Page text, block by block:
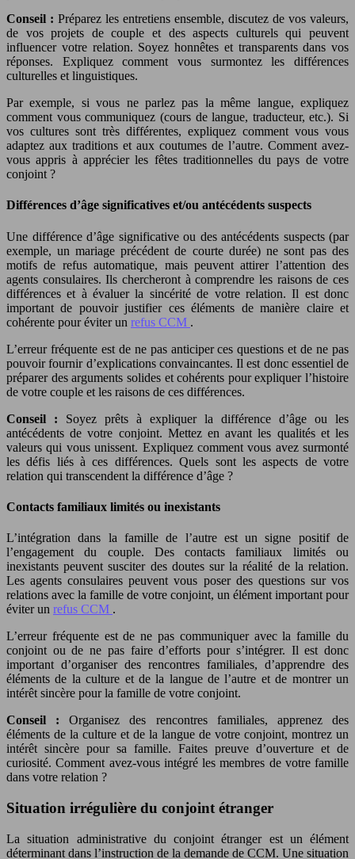
Conseil : Préparez les entretiens ensemble, discutez de vos valeurs,
de vos projets de couple et des aspects culturels qui peuvent
influencer votre relation. Soyez honnêtes et transparents dans vos
réponses. Expliquez comment vous surmontez les différences
culturelles et linguistiques.
Par exemple, si vous ne parlez pas la même langue, expliquez
comment vous communiquez (cours de langue, traducteur, etc.). Si
vos cultures sont très différentes, expliquez comment vous vous
adaptez aux traditions et aux coutumes de l’autre. Comment avez-
vous appris à apprécier les fêtes traditionnelles du pays de votre
conjoint ?
Différences d’âge significatives et/ou antécédents suspects
Une différence d’âge significative ou des antécédents suspects (par
exemple, un mariage précédent de courte durée) ne sont pas des
motifs de refus automatique, mais peuvent attirer l’attention des
agents consulaires. Ils chercheront à comprendre les raisons de ces
différences et à évaluer la sincérité de votre relation. Il est donc
important de pouvoir justifier ces éléments de manière claire et
cohérente pour éviter un refus CCM .
L’erreur fréquente est de ne pas anticiper ces questions et de ne pas
pouvoir fournir d’explications convaincantes. Il est donc essentiel de
préparer des arguments solides et cohérents pour expliquer l’histoire
de votre couple et les raisons de ces différences.
Conseil : Soyez prêts à expliquer la différence d’âge ou les
antécédents de votre conjoint. Mettez en avant les qualités et les
valeurs qui vous unissent. Expliquez comment vous avez surmonté
les défis liés à ces différences. Quels sont les aspects de votre
relation qui transcendent la différence d’âge ?
Contacts familiaux limités ou inexistants
L’intégration dans la famille de l’autre est un signe positif de
l’engagement du couple. Des contacts familiaux limités ou
inexistants peuvent susciter des doutes sur la réalité de la relation.
Les agents consulaires peuvent vous poser des questions sur vos
relations avec la famille de votre conjoint, un élément important pour
éviter un refus CCM .
L’erreur fréquente est de ne pas communiquer avec la famille du
conjoint ou de ne pas faire d’efforts pour s’intégrer. Il est donc
important d’organiser des rencontres familiales, d’apprendre des
éléments de la culture et de la langue de l’autre et de montrer un
intérêt sincère pour la famille de votre conjoint.
Conseil :Organisez des rencontres familiales, apprenez des
éléments de la culture et de la langue de votre conjoint, montrez un
intérêt sincère pour sa famille. Faites preuve d’ouverture et de
curiosité. Comment avez-vous intégré les membres de votre famille
dans votre relation ?
Situation irrégulière du conjoint étranger
La situation administrative du conjoint étranger est un élément
déterminant dans l’instruction de la demande de CCM. Une situation